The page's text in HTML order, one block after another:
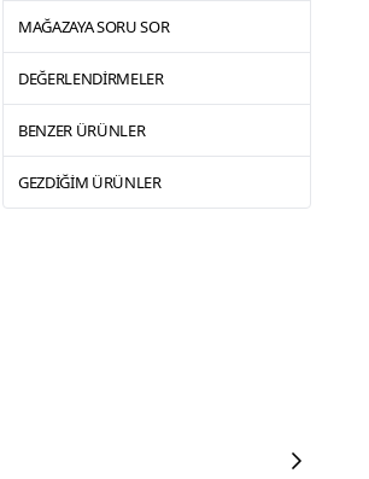
MAĞAZAYA SORU SOR
DEĞERLENDIRMELER
BENZER ÜRÜNLER
GEZDIĞIM ÜRÜNLER